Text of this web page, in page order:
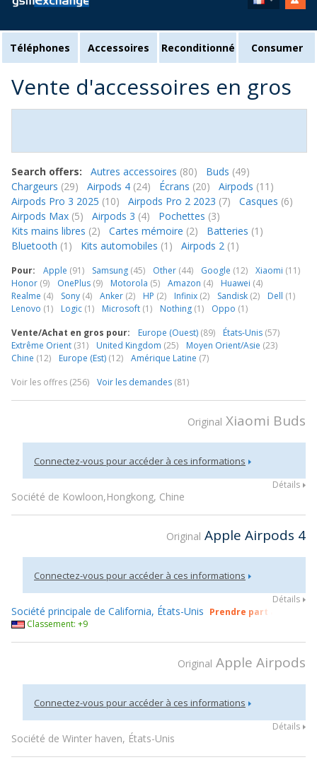
Téléphones Accessoires Reconditionné Consumer
Vente d'accessoires en gros
Search offers: Autres accessoires (80) Buds (49)
Chargeurs (29) Airpods 4 (24) Écrans (20) Airpods (11)
Airpods Pro 3 2025 (10) Airpods Pro 2 2023 (7) Casques (6)
Airpods Max (5) Airpods 3 (4) Pochettes (3)
Kits mains libres (2) Cartes mémoire (2) Batteries (1)
Bluetooth (1) Kits automobiles (1) Airpods 2 (1)
Pour: Apple (91) Samsung (45) Other (44) Google (12) Xiaomi (11)
Honor (9) OnePlus (9) Motorola (5) Amazon (4) Huawei (4)
Realme (4) Sony (4) Anker (2) HP (2) Infinix (2) Sandisk (2) Dell (1)
Lenovo (1) Logic (1) Microsoft (1) Nothing (1) Oppo (1)
Vente/Achat en gros pour:
Europe (Ouest) (89) États-Unis (57)
Extrême Orient (31) United Kingdom (25) Moyen Orient/Asie (23)
Chine (12) Europe (Est) (12) Amérique Latine (7)
Voir les offres (256) Voir les demandes (81)
Original Xiaomi Buds
Connectez-vous pour accéder à ces informations
Détails
Société de Kowloon,Hongkong, Chine
Original Apple Airpods 4
Connectez-vous pour accéder à ces informations
Détails
Société principale de California, États-Unis Prendre part à gsmX
Classement: +9
Original Apple Airpods
Connectez-vous pour accéder à ces informations
Détails
Société de Winter haven, États-Unis